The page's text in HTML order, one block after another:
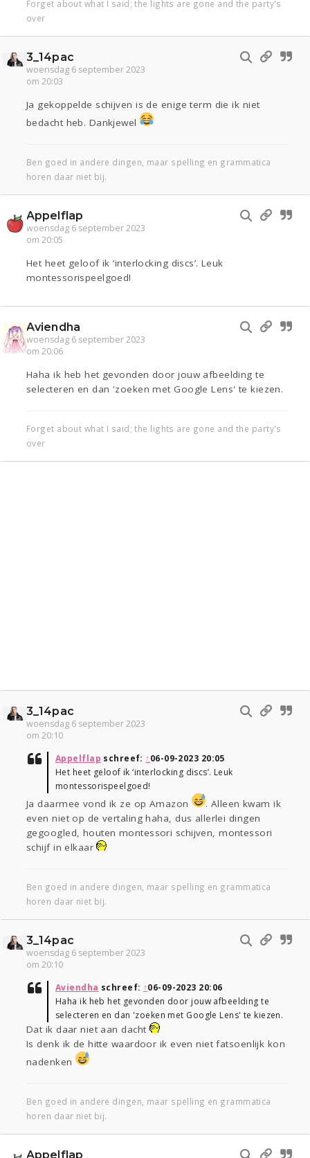
Forget about what I said; the lights are gone and the party's
over
3_14pac
woensdag 6 september 2023
om 20:03
Ja gekoppelde schijven is de enige term die ik niet
bedacht heb. Dankjewel
Ben goed in andere dingen, maar spelling en grammatica
horen daar niet bij.
Appelflap
woensdag 6 september 2023
om 20:05
Het heet geloof ik ‘interlocking discs’. Leuk
montessorispeelgoed!
Aviendha
woensdag 6 september 2023
om 20:06
Haha ik heb het gevonden door jouw afbeelding te
selecteren en dan 'zoeken met Google Lens' te kiezen.
Forget about what I said; the lights are gone and the party's
over
3_14pac
woensdag 6 september 2023
om 20:10
Appelflap schreef: ↑06-09-2023 20:05
Het heet geloof ik ‘interlocking discs’. Leuk
montessorispeelgoed!
Ja daarmee vond ik ze op Amazon
. Alleen kwam ik
even niet op de vertaling haha, dus allerlei dingen
gegoogled, houten montessori schijven, montessori
schijf in elkaar
Ben goed in andere dingen, maar spelling en grammatica
horen daar niet bij.
3_14pac
woensdag 6 september 2023
om 20:10
Aviendha schreef: ↑06-09-2023 20:06
Haha ik heb het gevonden door jouw afbeelding te
selecteren en dan 'zoeken met Google Lens' te kiezen.
Dat ik daar niet aan dacht
Is denk ik de hitte waardoor ik even niet fatsoenlijk kon
nadenken
Ben goed in andere dingen, maar spelling en grammatica
horen daar niet bij.
Appelflap